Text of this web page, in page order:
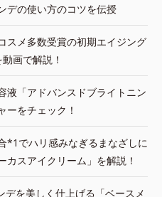
デの使い方のコツを伝授
スメ多数受賞の初期エイジング
画で解説！
液「アドバンスドブライトニン
ーをチェック！
*1でハリ感みなぎるまなざしに
カスアイクリーム」を解説！
デを美しく仕上げる「ベースメ